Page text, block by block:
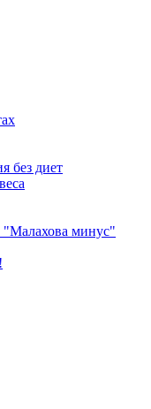
без диет
"Малахова минус"